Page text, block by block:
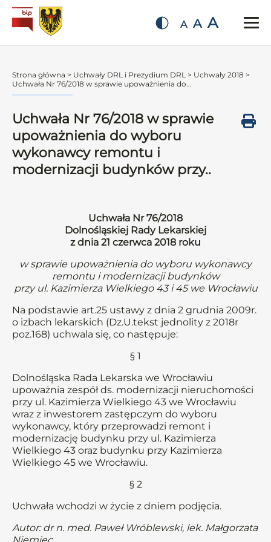
A A A
Strona główna > Uchwały DRL i Prezydium DRL > Uchwały 2018 >
Uchwała Nr 76/2018 w sprawie upoważnienia do...
Uchwała Nr 76/2018 w sprawie
upoważnienia do wyboru
wykonawcy remontu i
modernizacji budynków przy..
Uchwała Nr 76/2018
Dolnośląskiej Rady Lekarskiej
z dnia 21 czerwca 2018 roku
w sprawie upoważnienia do wyboru wykonawcy
remontu i modernizacji budynków
przy ul. Kazimierza Wielkiego 43 i 45 we Wrocławiu
Na podstawie art.25 ustawy z dnia 2 grudnia 2009r.
o izbach lekarskich (Dz.U.tekst jednolity z 2018r
poz.168) uchwala się, co następuje:
§ 1
Dolnośląska Rada Lekarska we Wrocławiu
upoważnia zespół ds. modernizacji nieruchomości
przy ul. Kazimierza Wielkiego 43 we Wrocławiu
wraz z inwestorem zastępczym do wyboru
wykonawcy, który przeprowadzi remont i
modernizację budynku przy ul. Kazimierza
Wielkiego 43 oraz budynku przy Kazimierza
Wielkiego 45 we Wrocławiu.
§ 2
Uchwała wchodzi w życie z dniem podjęcia.
Autor: dr n. med. Paweł Wróblewski, lek. Małgorzata